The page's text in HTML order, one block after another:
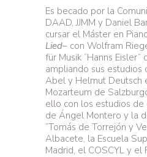
Es becado por la
DAAD, JJMM y Daniel
cursar el Máster en
Lied– con Wolfram
für Musik “Hanns Eisler”
ampliando sus estudios
Abel y Helmut Deutsch
Mozarteum de
ello con los estudios de
de Ángel Montero y la
“Tomás de Torrejón y
Albacete, la Escuela
Madrid, el COSCYL y el